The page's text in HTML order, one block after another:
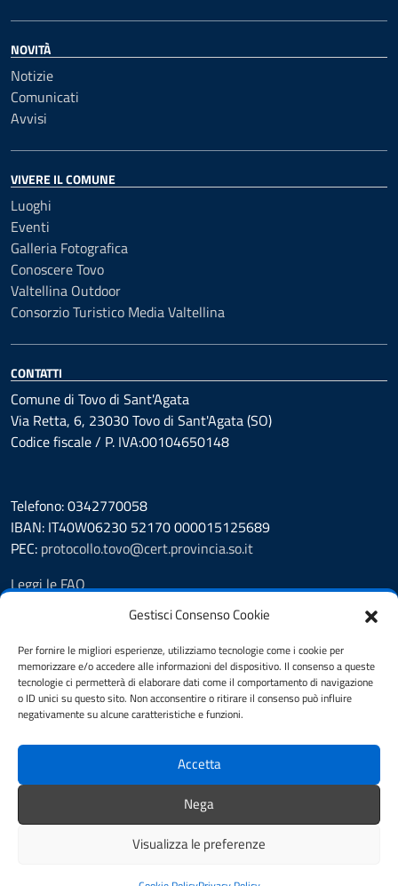
Gestisci Consenso Cookie
Per fornire le migliori esperienze, utilizziamo tecnologie come i cookie per
memorizzare e/o accedere alle informazioni del dispositivo. Il consenso a queste
tecnologie ci permetterà di elaborare dati come il comportamento di navigazione
o ID unici su questo sito. Non acconsentire o ritirare il consenso può influire
negativamente su alcune caratteristiche e funzioni.
Accetta
Nega
Visualizza le preferenze
NOVITÀ
Notizie
Comunicati
Avvisi
VIVERE IL COMUNE
Luoghi
Eventi
Galleria Fotografica
Conoscere Tovo
Valtellina Outdoor
Consorzio Turistico Media Valtellina
CONTATTI
Comune di Tovo di Sant'Agata
Via Retta, 6, 23030 Tovo di Sant'Agata (SO)
Codice fiscale / P. IVA:00104650148
Telefono: 0342770058
IBAN: IT40W06230 52170 000015125689
PEC: protocollo.tovo@cert.provincia.so.it
Leggi le FAQ
Prenotazione appuntamento
Segnalazione disservizio
Richiesta assistenza
Feedback
Albo Pretorio
Amministrazione trasparente
Note legali
Informativa privacy
Dichiarazione di accessibilità